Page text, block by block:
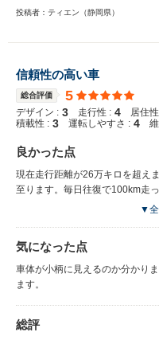
投稿者：ティエン（静岡県）
信頼性の高い車
総合評価 5
デザイン : 3 走行性 : 4 居住
積載性 : 3 運転しやすさ : 4
良かった点
現在走行距離が26万キロを超え
至ります。毎日往復で100km走
みで快調に走っています。 燃費
▼全
気になった点
車体が小柄に見えるのか分かり
ます。
総評